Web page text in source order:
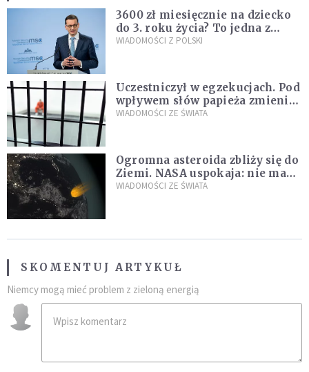
3600 zł miesięcznie na dziecko
do 3. roku życia? To jedna z
propozycji programu "Rozwój
WIADOMOŚCI Z POLSKI
Uczestniczył w egzekucjach. Pod
wpływem słów papieża zmienił
zdanie
WIADOMOŚCI ZE ŚWIATA
Ogromna asteroida zbliży się do
Ziemi. NASA uspokaja: nie ma
zagrożenia
WIADOMOŚCI ZE ŚWIATA
SKOMENTUJ ARTYKUŁ
Niemcy mogą mieć problem z zieloną energią